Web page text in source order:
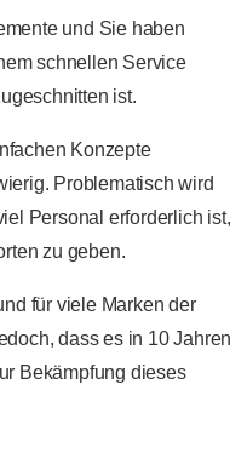
und Sie haben
schnellen Service
ist.
Konzepte
Problematisch wird
Personal erforderlich ist,
zu geben.
für viele Marken der
dass es in 10 Jahren
Bekämpfung dieses